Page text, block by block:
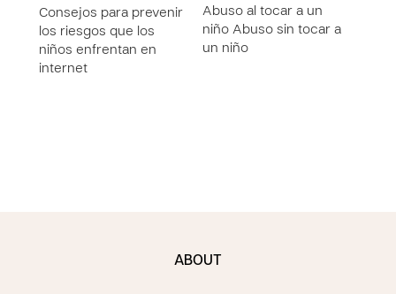
Consejos para prevenir
los riesgos que los
niños enfrentan en
internet
Abuso al tocar a un
niño Abuso sin tocar a
un niño
ABOUT